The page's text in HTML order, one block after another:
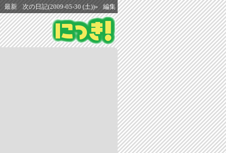
最新 次の日記(2009-05-30 (土))» 編集